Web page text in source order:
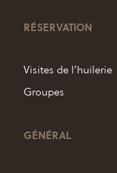
RÉSERVATION
Visites de l’huilerie
Groupes
GÉNÉRAL